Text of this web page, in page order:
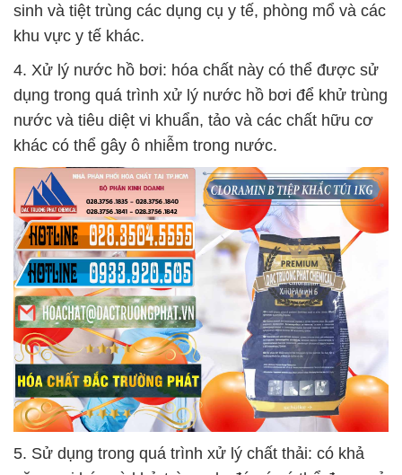
sinh và tiệt trùng các dụng cụ y tế, phòng mổ và các
khu vực y tế khác.
4. Xử lý nước hồ bơi: hóa chất này có thể được sử
dụng trong quá trình xử lý nước hồ bơi để khử trùng
nước và tiêu diệt vi khuẩn, tảo và các chất hữu cơ
khác có thể gây ô nhiễm trong nước.
5. Sử dụng trong quá trình xử lý chất thải: có khả